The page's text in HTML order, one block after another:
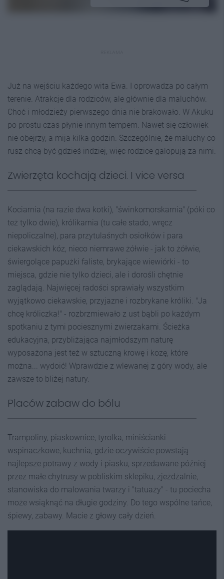
Już na wejściu każdego wita Ewa. I oprowadza po całym
terenie. Atrakcje dla rodziców, ale głównie dla maluchów.
Choć i młodzieży pierwszego dnia nie brakowało. W Akuku
po prostu czas płynie innym tempem. Nawet się człowiek
nie obejrzy, a mija kilka godzin. Szczególnie, że maluchy co
rusz chcą być gdzieś indziej, więc rodzice galopują za nimi.
Zwierzęta kochają dzieci. I vice versa
Kociarnia (na razie dwa kotki), "świnkomorskarnia" (póki co
też tylko dwie), królikarnia (tu całe stado, wręcz
niepoliczalne), para przytulaśnych osiołków i para
ciekawskich kóz, nieco niemrawe żółwie - jak to żółwie,
świergolące papużki faliste, brykające wiewiórki - to
miejsca, gdzie nie tylko dzieci, ale i dorośli chętnie
zaglądają. Najwięcej radości sprawiały wszystkim
wyjątkowo ciekawskie, przyjazne i rozbrykane króliki. "Ja
chcę króliczka!" - rozbrzmiewało z ust bąbli po każdym
spotkaniu z tymi pociesznymi zwierzakami. Ścieżka
edukacyjna, przybliżająca najmłodszym naturę
wyposażona jest też w sztuczną krowę i kozę, które
można... wydoić! Wprawdzie z wlewanej z góry wody, ale
zawsze to bliżej natury.
Placów zabaw do bólu
Trampoliny, piaskownice, tyrolka, miniścianki
wspinaczkowe, kuchnia, gdzie oczywiście powstają
najlepsze potrawy z wody i piasku, sprzedawane później
przez małe chytrusy w pobliskim sklepiku, zjeżdżalnie,
stanowiska do malowania twarzy i "tatuaży" - tu pociecha
może wsiąknąć na długie godziny. Do tego wspólne tańce,
śpiewy, zabawy. Macie z głowy cały dzień.